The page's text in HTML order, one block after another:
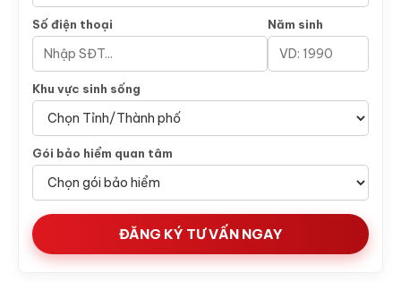
Số điện thoại Năm sinh
Khu vực sinh sống
Gói bảo hiểm quan tâm
ĐĂNG KÝ TƯ VẤN NGAY